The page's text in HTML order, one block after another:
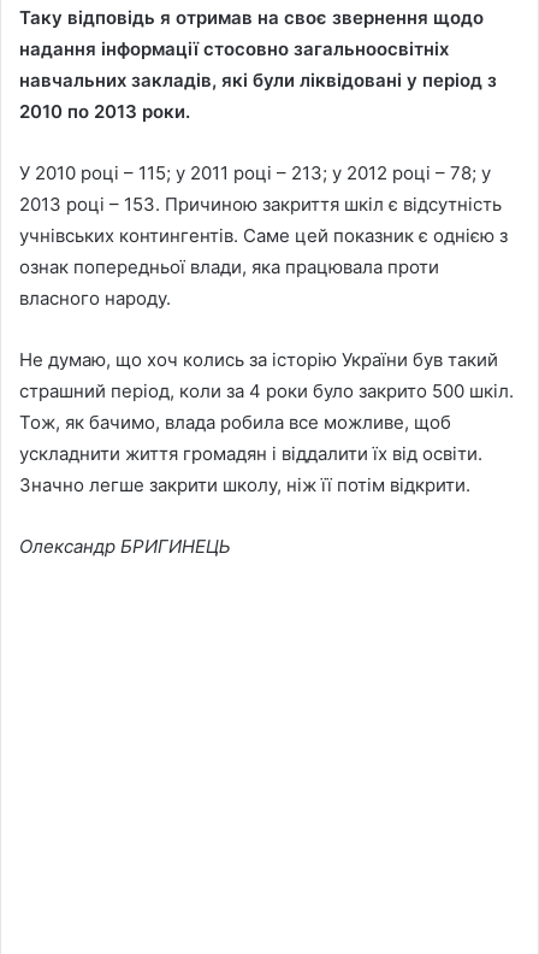
Таку відповідь я отримав на своє звернення щодо
надання інформації стосовно загальноосвітніх
навчальних закладів, які були ліквідовані у період з
2010 по 2013 роки.
У 2010 році – 115; у 2011 році – 213; у 2012 році – 78; у
2013 році – 153. Причиною закриття шкіл є відсутність
учнівських контингентів. Саме цей показник є однією з
ознак попередньої влади, яка працювала проти
власного народу.
Не думаю, що хоч колись за історію України був такий
страшний період, коли за 4 роки було закрито 500 шкіл.
Тож, як бачимо, влада робила все можливе, щоб
ускладнити життя громадян і віддалити їх від освіти.
Значно легше закрити школу, ніж її потім відкрити.
Олександр БРИГИНЕЦЬ